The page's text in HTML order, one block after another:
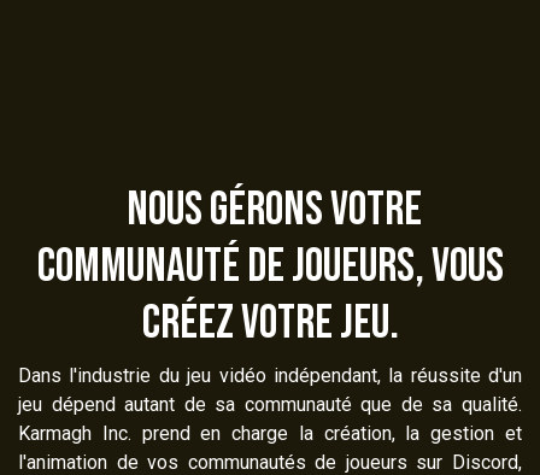
Nous gérons votre
communauté de joueurs, vous
créez votre jeu.
Dans l'industrie du jeu vidéo indépendant, la réussite d'un
jeu dépend autant de sa communauté que de sa qualité.
Karmagh Inc. prend en charge la création, la gestion et
l'animation de vos communautés de joueurs sur Discord,